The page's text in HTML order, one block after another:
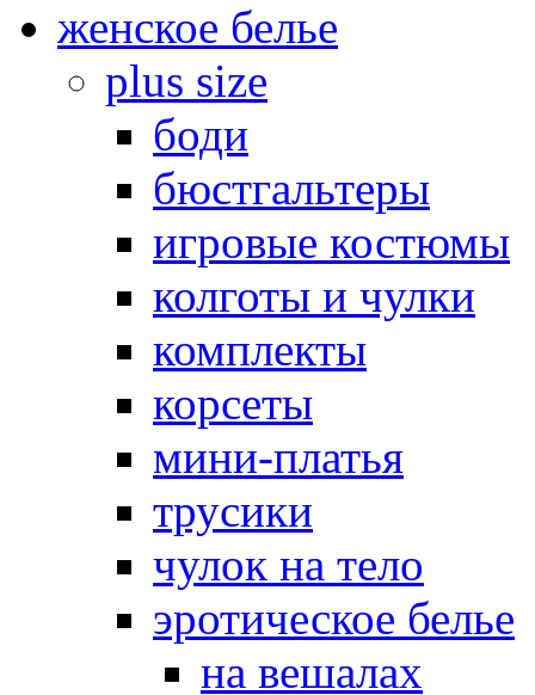
женское белье
plus size
боди
бюстгальтеры
игровые костюмы
колготы и чулки
комплекты
корсеты
мини-платья
трусики
чулок на тело
эротическое белье
на вешалах